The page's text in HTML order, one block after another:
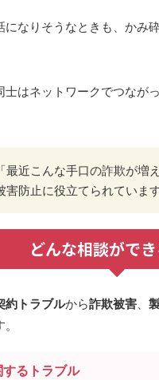
なりそうなときも、かみ
はネットワークでつなが
最近こんな手口の詐欺が増
害防止に役立てられています
どんな相談がで
約トラブルから詐欺被害、
するトラブル